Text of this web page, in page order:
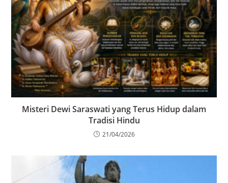
Misteri Dewi Saraswati yang Terus Hidup dalam
Tradisi Hindu
21/04/2026